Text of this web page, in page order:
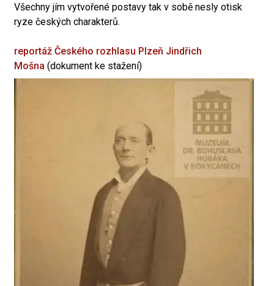
Všechny jím vytvořené postavy tak v sobě nesly otisk
ryze českých charakterů.
reportáž Českého rozhlasu Plzeň Jindřich
Mošna (dokument ke stažení)